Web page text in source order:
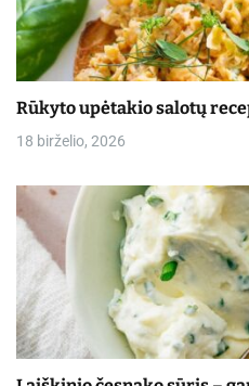
Rūkyto upėtakio salotų
18 birželio, 2026